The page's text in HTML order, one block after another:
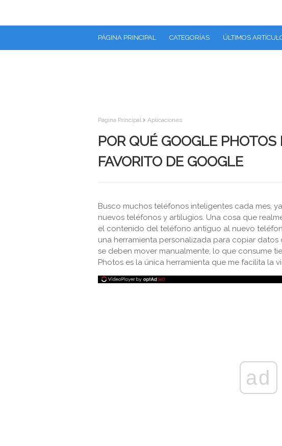
PÁGINA PRINCIPAL CATEGORÍAS ÚLTIMOS
Página Principal Aplicaciones
POR QUÉ GOOGLE
FAVORITO DE GOOGLE
Busco muchos teléfonos inteligentes cada mes,
nuevos teléfonos y artilugios. Una cosa que
el contenido del teléfono antiguo al nuevo
una herramienta personalizada para copiar
se deben mover manualmente, lo que consume
Photos es la única herramienta que me facilita la
ad